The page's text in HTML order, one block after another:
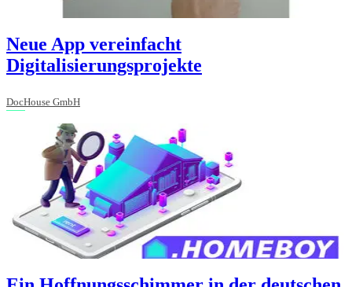
Neue App vereinfacht
Digitalisierungsprojekte
DocHouse GmbH